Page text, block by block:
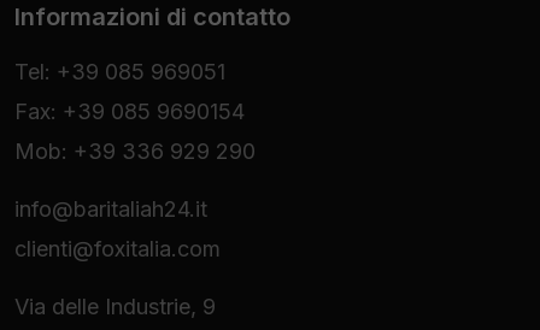
Informazioni di contatto
Tel: +39 085 969051
Fax: +39 085 9690154
Mob: +39 336 929 290
info@baritaliah24.it
clienti@foxitalia.com
Via delle Industrie, 9